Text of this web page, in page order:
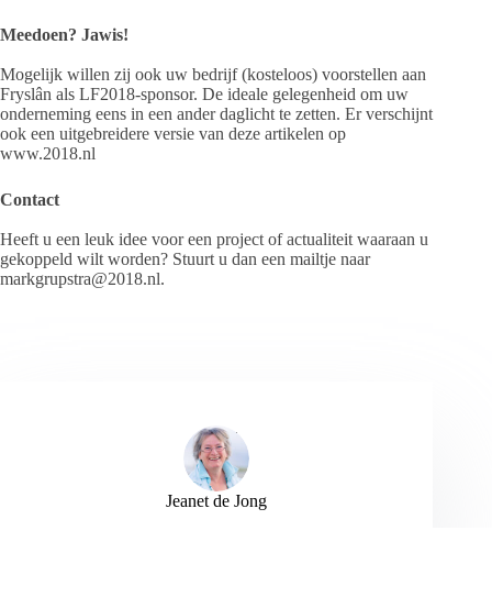
Meedoen? Jawis!
Mogelijk willen zij ook uw bedrijf (kosteloos) voorstellen aan
Fryslân als LF2018-sponsor. De ideale gelegenheid om uw
onderneming eens in een ander daglicht te zetten. Er verschijnt
ook een uitgebreidere versie van deze artikelen op
www.2018.nl
Contact
Heeft u een leuk idee voor een project of actualiteit waaraan u
gekoppeld wilt worden? Stuurt u dan een mailtje naar
markgrupstra@2018.nl.
Jeanet de Jong